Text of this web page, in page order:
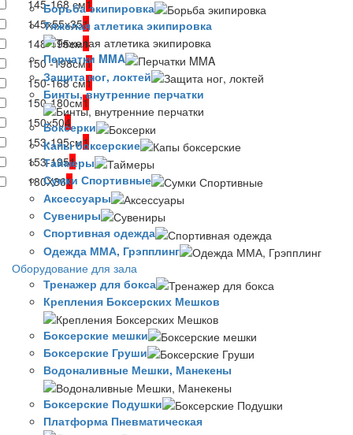
145-168 см1
145х55х351
148-195см1
150 -198см1
150-168 см1
150-180см1
150х504
153-195см1
153-1951
180Х361
Борьба экипировка
Тяжелая атлетика экипировка
Перчатки MMA
Защита ног, локтей
Бинты, внутренние перчатки
Боксерки
Капы боксерские
Таймеры
Сумки Спортивные
Аксессуары
Сувениры
Спортивная одежда
Одежда ММА, Грэпплинг
Оборудование для зала
Тренажер для бокса
Крепления Боксерских Мешков
Боксерские мешки
Боксерские Груши
Водоналивные Мешки, Манекены
Боксерские Подушки
Платформа Пневматическая